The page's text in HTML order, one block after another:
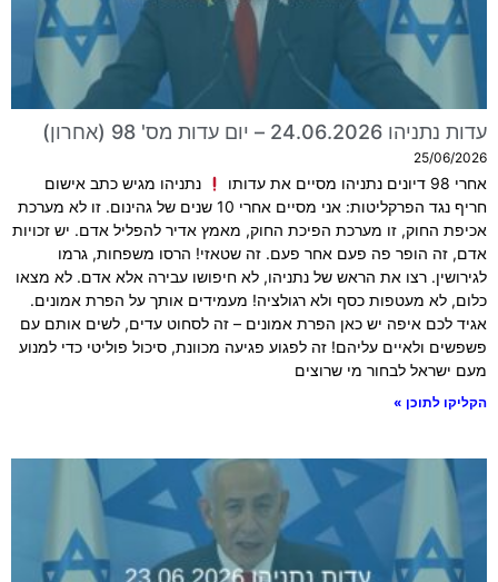
עדות נתניהו 24.06.2026 – יום עדות מס' 98 (אחרון)
25/06/2026
אחרי 98 דיונים נתניהו מסיים את עדותו
נתניהו מגיש כתב אישום
חריף נגד הפרקליטות: אני מסיים אחרי 10 שנים של גהינום. זו לא מערכת
אכיפת החוק, זו מערכת הפיכת החוק, מאמץ אדיר להפליל אדם. יש זכויות
אדם, זה הופר פה פעם אחר פעם. זה שטאזי! הרסו משפחות, גרמו
לגירושין. רצו את הראש של נתניהו, לא חיפושו עבירה אלא אדם. לא מצאו
כלום, לא מעטפות כסף ולא רגולציה! מעמידים אותך על הפרת אמונים.
אגיד לכם איפה יש כאן הפרת אמונים – זה לסחוט עדים, לשים אותם עם
פשפשים ולאיים עליהם! זה לפגוע פגיעה מכוונת, סיכול פוליטי כדי למנוע
מעם ישראל לבחור מי שרוצים
הקליקו לתוכן »